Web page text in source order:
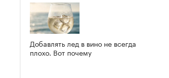
Добавлять лед в вино не всегда
плохо. Вот почему